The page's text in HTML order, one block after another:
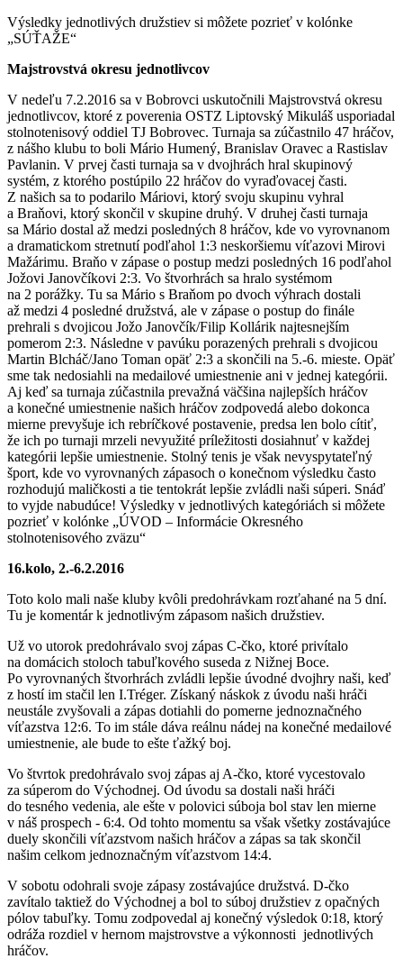
Výsledky jednotlivých družstiev si môžete pozrieť v kolónke
„SÚŤAŽE“
Majstrovstvá okresu jednotlivcov
V nedeľu 7.2.2016 sa v Bobrovci uskutočnili Majstrovstvá okresu
jednotlivcov, ktoré z poverenia OSTZ Liptovský Mikuláš usporiadal
stolnotenisový oddiel TJ Bobrovec. Turnaja sa zúčastnilo 47 hráčov,
z nášho klubu to boli Mário Humený, Branislav Oravec a Rastislav
Pavlanin. V prvej časti turnaja sa v dvojhrách hral skupinový
systém, z ktorého postúpilo 22 hráčov do vyraďovacej časti.
Z našich sa to podarilo Máriovi, ktorý svoju skupinu vyhral
a Braňovi, ktorý skončil v skupine druhý. V druhej časti turnaja
sa Mário dostal až medzi posledných 8 hráčov, kde vo vyrovnanom
a dramatickom stretnutí podľahol 1:3 neskoršiemu víťazovi Mirovi
Mažárimu. Braňo v zápase o postup medzi posledných 16 podľahol
Jožovi Janovčíkovi 2:3. Vo štvorhrách sa hralo systémom
na 2 porážky. Tu sa Mário s Braňom po dvoch výhrach dostali
až medzi 4 posledné družstvá, ale v zápase o postup do finále
prehrali s dvojicou Jožo Janovčík/Filip Kollárik najtesnejším
pomerom 2:3. Následne v pavúku porazených prehrali s dvojicou
Martin Blcháč/Jano Toman opäť 2:3 a skončili na 5.-6. mieste. Opäť
sme tak nedosiahli na medailové umiestnenie ani v jednej kategórii.
Aj keď sa turnaja zúčastnila prevažná väčšina najlepších hráčov
a konečné umiestnenie našich hráčov zodpovedá alebo dokonca
mierne prevyšuje ich rebríčkové postavenie, predsa len bolo cítiť,
že ich po turnaji mrzeli nevyužité príležitosti dosiahnuť v každej
kategórii lepšie umiestnenie. Stolný tenis je však nevyspytateľný
šport, kde vo vyrovnaných zápasoch o konečnom výsledku často
rozhodujú maličkosti a tie tentokrát lepšie zvládli naši súperi. Snáď
to vyjde nabudúce! Výsledky v jednotlivých kategóriách si môžete
pozrieť v kolónke „ÚVOD – Informácie Okresného
stolnotenisového zväzu“
16.kolo, 2.-6.2.2016
Toto kolo mali naše kluby kvôli predohrávkam rozťahané na 5 dní.
Tu je komentár k jednotlivým zápasom našich družstiev.
Už vo utorok predohrávalo svoj zápas C-čko, ktoré privítalo
na domácich stoloch tabuľkového suseda z Nižnej Boce.
Po vyrovnaných štvorhrách zvládli lepšie úvodné dvojhry naši, keď
z hostí im stačil len I.Tréger. Získaný náskok z úvodu naši hráči
neustále zvyšovali a zápas dotiahli do pomerne jednoznačného
víťazstva 12:6. To im stále dáva reálnu nádej na konečné medailové
umiestnenie, ale bude to ešte ťažký boj.
Vo štvrtok predohrávalo svoj zápas aj A-čko, ktoré vycestovalo
za súperom do Východnej. Od úvodu sa dostali naši hráči
do tesného vedenia, ale ešte v polovici súboja bol stav len mierne
v náš prospech - 6:4. Od tohto momentu sa však všetky zostávajúce
duely skončili víťazstvom našich hráčov a zápas sa tak skončil
našim celkom jednoznačným víťazstvom 14:4.
V sobotu odohrali svoje zápasy zostávajúce družstvá. D-čko
zavítalo taktiež do Východnej a bol to súboj družstiev z opačných
pólov tabuľky. Tomu zodpovedal aj konečný výsledok 0:18, ktorý
odráža rozdiel v hernom majstrovstve a výkonnosti jednotlivých
hráčov.